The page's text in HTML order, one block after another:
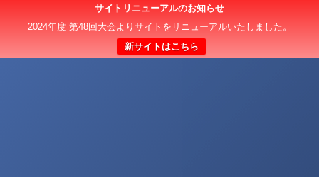
サイトリニューアルのお知らせ
2024年度 第48回大会よりサイトをリニューアルいたしました。
新サイトはこちら